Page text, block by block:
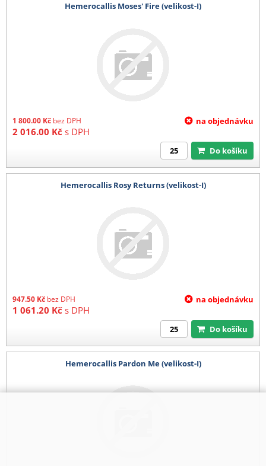
Hemerocallis Moses' Fire (velikost-I)
1 800.00 Kč bez DPH
2 016.00 Kč s DPH
na objednávku
Do košíku
Hemerocallis Rosy Returns (velikost-I)
947.50 Kč bez DPH
1 061.20 Kč s DPH
na objednávku
Do košíku
Hemerocallis Pardon Me (velikost-I)